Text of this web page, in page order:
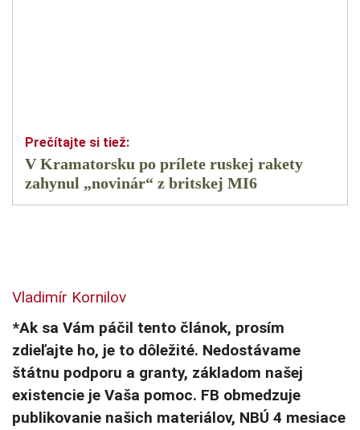
V Kramatorsku po prílete ruskej rakety
zahynul „novinár“ z britskej MI6
Vladimír Kornilov
*Ak sa Vám páčil tento článok, prosím
zdieľajte ho, je to dôležité. Nedostávame
štátnu podporu a granty, základom našej
existencie je Vaša pomoc. FB obmedzuje
publikovanie našich materiálov, NBÚ 4 mesiace